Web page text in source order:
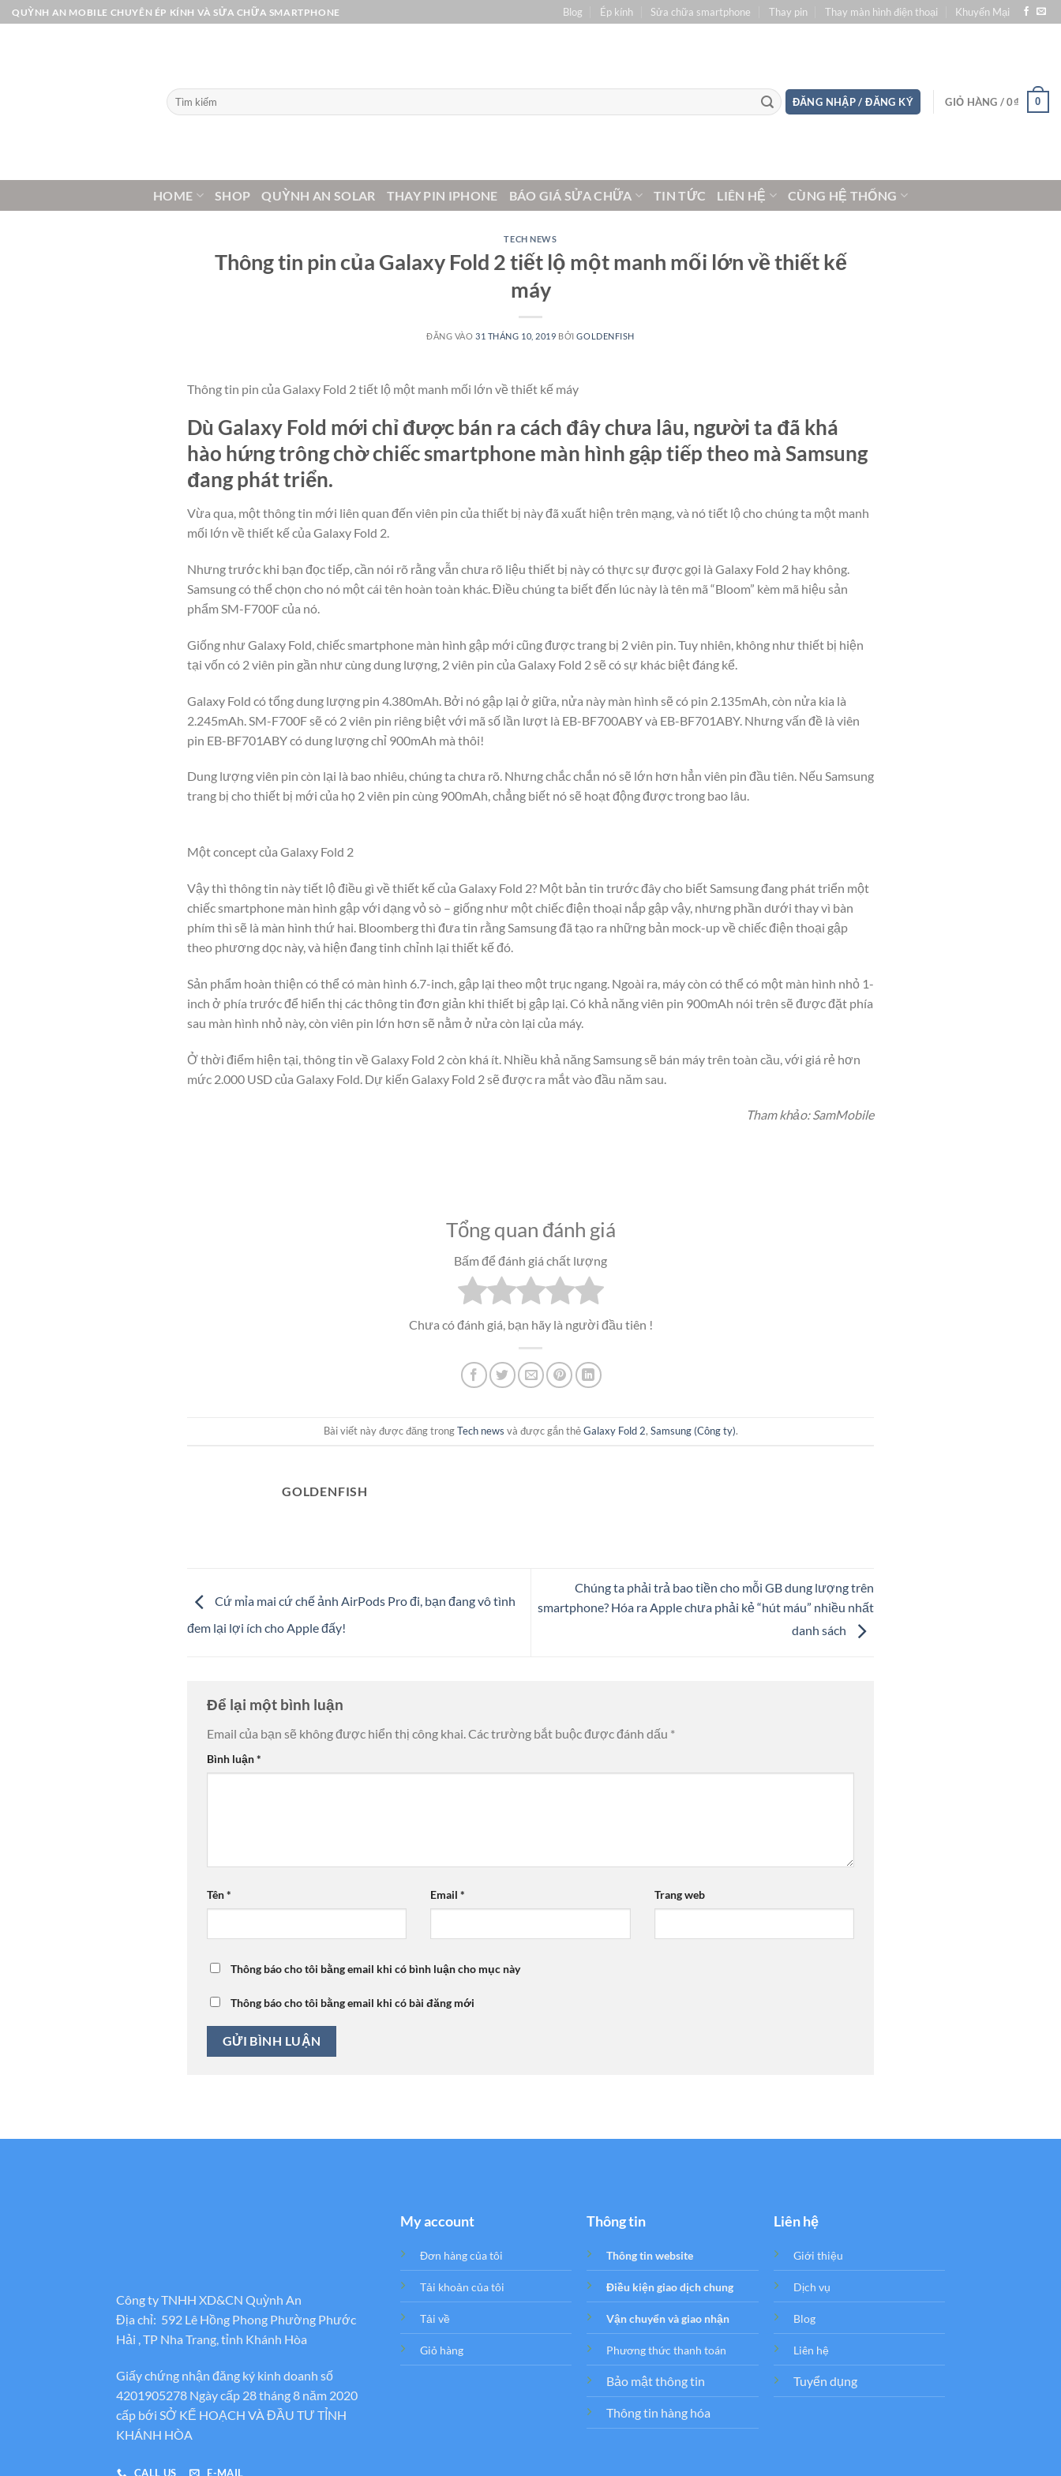
Bỏ
qua
QUỲNH AN MOBILE CHUYÊN ÉP KÍNH VÀ SỬA CHỮA SMARTPHONE Blog Ép kính Sửa chữa smartphone Thay pin Thay màn hình điện thoại Khuyến Mại
Tìm
kiếm:
ĐĂNG NHẬP / ĐĂNG KÝ GIỎ HÀNG /0₫ 0
HOME SHOP QUỲNH AN SOLAR THAY PIN IPHONE BÁO GIÁ SỬA CHỮA TIN TỨC LIÊN HỆ CÙNG HỆ THỐNG
TECH NEWS
Thông tin pin của Galaxy Fold 2 tiết lộ một manh mối lớn về thiết kế
máy
ĐĂNG VÀO 31 THÁNG 10, 2019 BỞIGOLDENFISH
Thông tin pin của Galaxy Fold 2 tiết lộ một manh mối lớn về thiết kế máy
Dù Galaxy Fold mới chỉ được bán ra cách đây chưa lâu, người ta đã khá
hào hứng trông chờ chiếc smartphone màn hình gập tiếp theo mà Samsung
đang phát triển.
Vừa qua, một thông tin mới liên quan đến viên pin của thiết bị này đã xuất hiện trên mạng, và nó tiết lộ cho chúng ta một manh
mối lớn về thiết kế của Galaxy Fold 2.
Nhưng trước khi bạn đọc tiếp, cần nói rõ rằng vẫn chưa rõ liệu thiết bị này có thực sự được gọi là Galaxy Fold 2 hay không.
Samsung có thể chọn cho nó một cái tên hoàn toàn khác. Điều chúng ta biết đến lúc này là tên mã “Bloom” kèm mã hiệu sản
phẩm SM-F700F của nó.
Giống như Galaxy Fold, chiếc smartphone màn hình gập mới cũng được trang bị 2 viên pin. Tuy nhiên, không như thiết bị hiện
tại vốn có 2 viên pin gần như cùng dung lượng, 2 viên pin của Galaxy Fold 2 sẽ có sự khác biệt đáng kể.
Galaxy Fold có tổng dung lượng pin 4.380mAh. Bởi nó gập lại ở giữa, nửa này màn hình sẽ có pin 2.135mAh, còn nửa kia là
2.245mAh. SM-F700F sẽ có 2 viên pin riêng biệt với mã số lần lượt là EB-BF700ABY và EB-BF701ABY. Nhưng vấn đề là viên
pin EB-BF701ABY có dung lượng chỉ 900mAh mà thôi!
Dung lượng viên pin còn lại là bao nhiêu, chúng ta chưa rõ. Nhưng chắc chắn nó sẽ lớn hơn hẳn viên pin đầu tiên. Nếu Samsung
trang bị cho thiết bị mới của họ 2 viên pin cùng 900mAh, chẳng biết nó sẽ hoạt động được trong bao lâu.
Một concept của Galaxy Fold 2
Vậy thì thông tin này tiết lộ điều gì về thiết kế của Galaxy Fold 2? Một bản tin trước đây cho biết Samsung đang phát triển một
chiếc smartphone màn hình gập với dạng vỏ sò – giống như một chiếc điện thoại nắp gập vậy, nhưng phần dưới thay vì bàn
phím thì sẽ là màn hình thứ hai. Bloomberg thì đưa tin rằng Samsung đã tạo ra những bản mock-up về chiếc điện thoại gập
theo phương dọc này, và hiện đang tinh chỉnh lại thiết kế đó.
Sản phẩm hoàn thiện có thể có màn hình 6.7-inch, gập lại theo một trục ngang. Ngoài ra, máy còn có thể có một màn hình nhỏ 1-
inch ở phía trước để hiển thị các thông tin đơn giản khi thiết bị gập lại. Có khả năng viên pin 900mAh nói trên sẽ được đặt phía
sau màn hình nhỏ này, còn viên pin lớn hơn sẽ nằm ở nửa còn lại của máy.
Ở thời điểm hiện tại, thông tin về Galaxy Fold 2 còn khá ít. Nhiều khả năng Samsung sẽ bán máy trên toàn cầu, với giá rẻ hơn
mức 2.000 USD của Galaxy Fold. Dự kiến Galaxy Fold 2 sẽ được ra mắt vào đầu năm sau.
Tham khảo: SamMobile
Tổng quan đánh giá
Bấm để đánh giá chất lượng
Chưa có đánh giá, bạn hãy là người đầu tiên !
Bài viết này được đăng trongTech news và được gắn thẻGalaxy Fold 2, Samsung (Công ty).
GOLDENFISH
Cứ mỉa mai cứ chế ảnh AirPods Pro đi, bạn đang vô tình
đem lại lợi ích cho Apple đấy!
Chúng ta phải trả bao tiền cho mỗi GB dung lượng trên
smartphone? Hóa ra Apple chưa phải kẻ “hút máu” nhiều nhất
danh sách
Để lại một bình luận
Email của bạn sẽ không được hiển thị công khai.Các trường bắt buộc được đánh dấu *
Bình luận*
Tên* Email* Trang web
Thông báo cho tôi bằng email khi có bình luận cho mục này
Thông báo cho tôi bằng email khi có bài đăng mới
Công ty TNHH XD&CN Quỳnh An
Địa chỉ: 592 Lê Hồng Phong Phường Phước
Hải , TP Nha Trang, tỉnh Khánh Hòa
Giấy chứng nhận đăng ký kinh doanh số
4201905278 Ngày cấp 28 tháng 8 năm 2020
cấp bới SỞ KẾ HOẠCH VÀ ĐẦU TƯ TỈNH
KHÁNH HÒA
CALL US E-MAIL
My account
Đơn hàng của tôi
Tải khoản của tôi
Tải về
Giỏ hàng
Thông tin
Thông tin website
Điều kiện giao dịch chung
Vận chuyển và giao nhận
Phương thức thanh toán
Bảo mật thông tin
Thông tin hàng hóa
Liên hệ
Giới thiệu
Dịch vụ
Blog
Liên hệ
Tuyển dụng